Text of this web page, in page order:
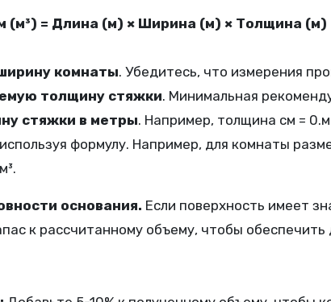
(м³) = Длина (м) × Ширина (м) × Толщина (м)
комнаты. Убедитесь, что измерения
толщину стяжки. Минимальная
стяжки в метры. Например, толщина см =
формулу. Например, для комнаты
основания. Если поверхность имеет
к рассчитанному объему, чтобы